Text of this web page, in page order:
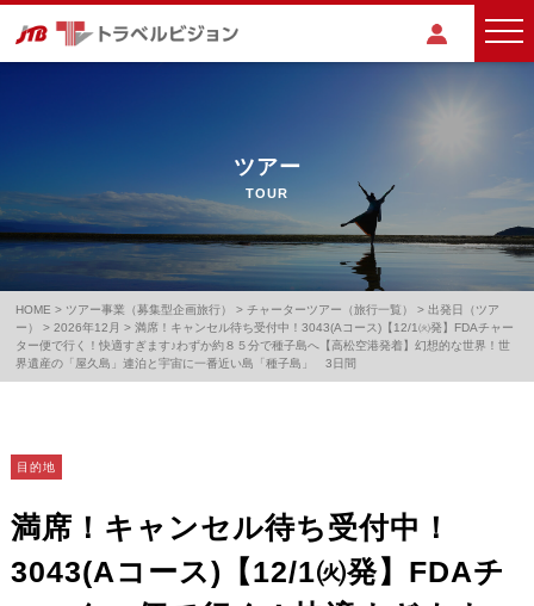
ツアー
TOUR
HOME > ツアー事業（募集型企画旅行） >チャーターツアー（旅行一覧） >出発日（ツア
ー）
>2026年12月 >満席！キャンセル待ち受付中！3043(Aコース)【12/1㈫発】FDAチャー
ター便で行く！快適すぎます♪わずか約８５分で種子島へ【高松空港発着】幻想的な世界！世
界遺産の「屋久島」連泊と宇宙に一番近い島「種子島」 3日間
目的地
満席！キャンセル待ち受付中！
3043(Aコース)【12/1㈫発】FDAチ